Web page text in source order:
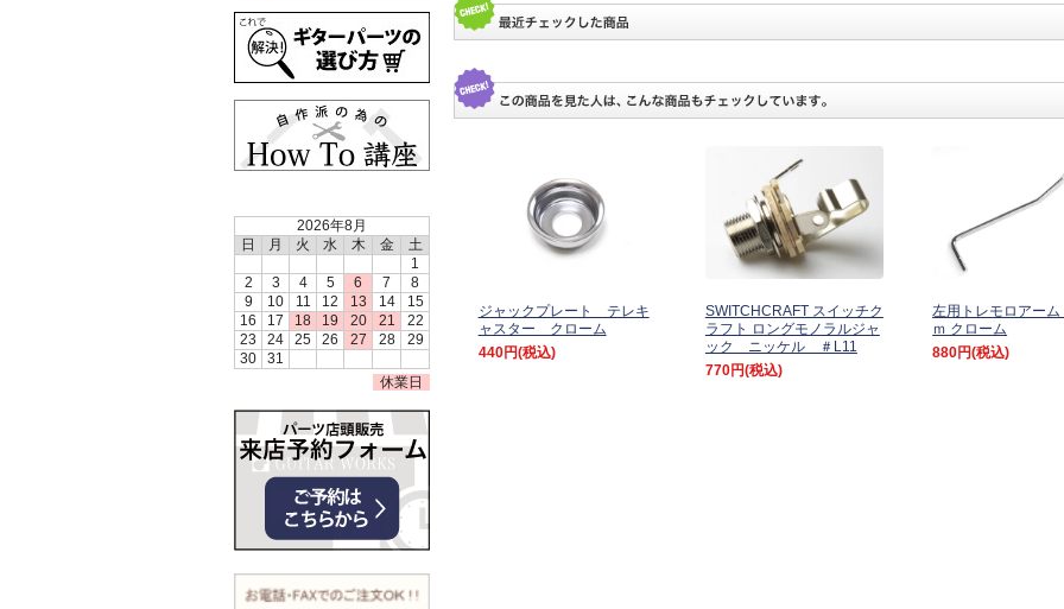
2026年8月
日
月 火 水 木 金
土
1
2
3 4 5 6 7
8
9
10 11 12 13 14
15
16
17 18 19 20 21
22
23
24 25 26 27 28
29
30
31
休業日
ジャックプレート テレキ
ャスター クローム
440円(税込)
SWITCHCRAFT スイッチク
ラフト ロングモノラルジャ
ック ニッケル ＃L11
770円(税込)
左用トレモロアー
ｍ クローム
880円(税込)